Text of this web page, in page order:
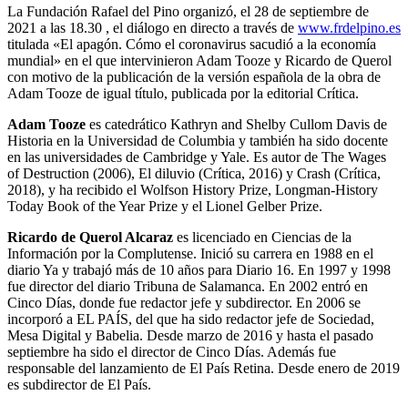
La Fundación Rafael del Pino organizó, el 28 de septiembre de
2021 a las 18.30 , el diálogo en directo a través de www.frdelpino.es
titulada «El apagón. Cómo el coronavirus sacudió a la economía
mundial» en el que intervinieron Adam Tooze y Ricardo de Querol
con motivo de la publicación de la versión española de la obra de
Adam Tooze de igual título, publicada por la editorial Crítica.
Adam Tooze es catedrático Kathryn and Shelby Cullom Davis de
Historia en la Universidad de Columbia y también ha sido docente
en las universidades de Cambridge y Yale. Es autor de The Wages
of Destruction (2006), El diluvio (Crítica, 2016) y Crash (Crítica,
2018), y ha recibido el Wolfson History Prize, Longman-History
Today Book of the Year Prize y el Lionel Gelber Prize.
Ricardo de Querol Alcaraz es licenciado en Ciencias de la
Información por la Complutense. Inició su carrera en 1988 en el
diario Ya y trabajó más de 10 años para Diario 16. En 1997 y 1998
fue director del diario Tribuna de Salamanca. En 2002 entró en
Cinco Días, donde fue redactor jefe y subdirector. En 2006 se
incorporó a EL PAÍS, del que ha sido redactor jefe de Sociedad,
Mesa Digital y Babelia. Desde marzo de 2016 y hasta el pasado
septiembre ha sido el director de Cinco Días. Además fue
responsable del lanzamiento de El País Retina. Desde enero de 2019
es subdirector de El País.